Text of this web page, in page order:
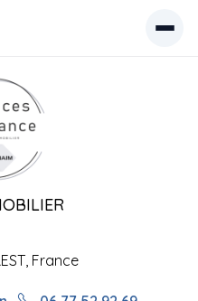
France